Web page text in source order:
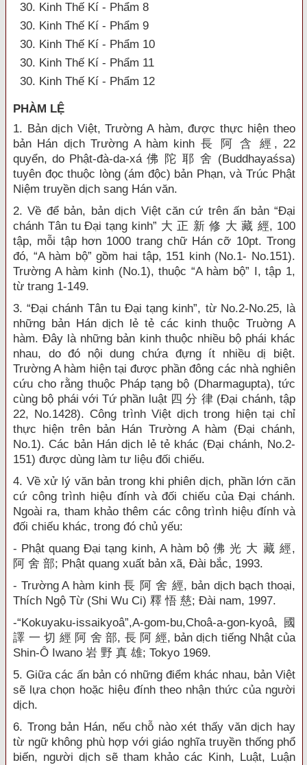
30. Kinh Thế Kí - Phẩm 8
30. Kinh Thế Kí - Phẩm 9
30. Kinh Thế Kí - Phẩm 10
30. Kinh Thế Kí - Phẩm 11
30. Kinh Thế Kí - Phẩm 12
PHÀM LỆ
1. Bản dịch Việt, Trường A hàm, được thực hiện theo
bản Hán dịch Trường A hàm kinh 長 阿 含 經, 22
quyển, do Phật-đà-da-xá 佛 陀 耶 舍 (Buddhayaśsa)
tuyên đọc thuộc lòng (ám độc) bản Phạn, và Trúc Phật
Niệm truyền dịch sang Hán văn.
2. Về để bản, bản dịch Việt căn cứ trên ấn bản “Đại
chánh Tân tu Đại tạng kinh” 大 正 新 修 大 藏 經, 100
tập, mỗi tập hơn 1000 trang chữ Hán cỡ 10pt. Trong
đó, “A hàm bộ” gồm hai tập, 151 kinh (No.1- No.151).
Trường A hàm kinh (No.1), thuộc “A hàm bộ” I, tập 1,
từ trang 1-149.
3. “Đại chánh Tân tu Đại tạng kinh”, từ No.2-No.25, là
những bản Hán dịch lẻ tẻ các kinh thuộc Truờng A
hàm. Đây là những bản kinh thuộc nhiều bộ phái khác
nhau, do đó nội dung chứa đựng ít nhiều dị biệt.
Trường A hàm hiện tại được phần đông các nhà nghiên
cứu cho rằng thuộc Pháp tạng bộ (Dharmagupta), tức
cùng bộ phái với Tứ phần luật 四 分 律 (Đại chánh, tập
22, No.1428). Công trình Việt dịch trong hiện tại chỉ
thực hiện trên bản Hán Trường A hàm (Đại chánh,
No.1). Các bản Hán dịch lẻ tẻ khác (Đại chánh, No.2-
151) được dùng làm tư liệu đối chiếu.
4. Về xử lý văn bản trong khi phiên dịch, phần lớn căn
cứ công trình hiệu đính và đối chiếu của Đại chánh.
Ngoài ra, tham khảo thêm các công trình hiệu đính và
đối chiếu khác, trong đó chủ yếu:
- Phật quang Đại tạng kinh, A hàm bộ 佛 光 大 藏 經,
阿 舍 部; Phật quang xuất bản xã, Đài bắc, 1993.
- Trường A hàm kinh 長 阿 舍 經, bản dịch bạch thoại,
Thích Ngộ Từ (Shi Wu Ci) 釋 悟 慈; Đài nam, 1997.
-“Kokuyaku-issaikyoâ”,A-gom-bu,Choâ-a-gon-kyoâ, 國
譯 一 切 經 阿 舍 部, 長 阿 經, bản dịch tiếng Nhật của
Shin-Ô Iwano 岩 野 真 雄; Tokyo 1969.
5. Giữa các ấn bản có những điểm khác nhau, bản Việt
sẽ lựa chọn hoặc hiệu đính theo nhận thức của người
dịch.
6. Trong bản Hán, nếu chỗ nào xét thấy văn dịch hay
từ ngữ không phù hợp với giáo nghĩa truyền thống phổ
biến, người dịch sẽ tham khảo các Kinh, Luật, Luận